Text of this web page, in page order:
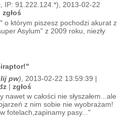
IP: 91.222.124.*), 2013-02-22
zgłoś
o którym piszesz pochodzi akurat z
Asylum" z 2009 roku, niezły
pw) , 2013-02-22 13:59:39 |
| zgłoś
nawet w całości nie słyszałem...ale
z nim sobie nie wyobrażam!
fotelach,zapinamy pasy..."